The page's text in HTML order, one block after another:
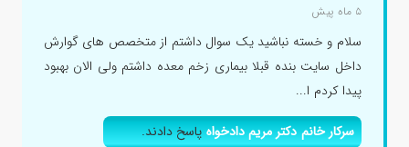
۵ ماه پیش
سلام و خسته نباشید یک سوال داشتم از متخصص های گوارش
داخل سایت بنده قبلا بیماری زخم معده داشتم ولی الان بهبود
پیدا کردم ا...
سرکار خانم دکتر مریم دادخواهپاسخ دادند.